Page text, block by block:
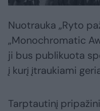
Nuotrauka „Ryto
„Monochromatic
ji bus publikuota
į kurį įtraukiami
Tarptautinį